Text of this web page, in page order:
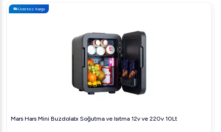
Ücretsiz Kargo
Mars Hars Mini Buzdolabı Soğutma ve Isıtma 12v ve 220v 10Lt